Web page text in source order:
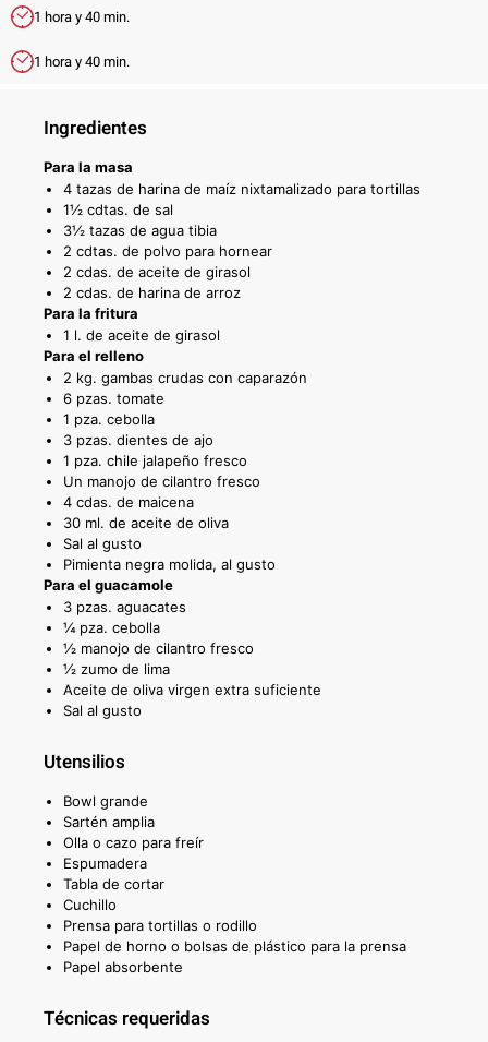
1 hora y 40 min.
1 hora y 40 min.
Ingredientes
Para la masa
4 tazas de harina de maíz nixtamalizado para tortillas
1½ cdtas. de sal
3½ tazas de agua tibia
2 cdtas. de polvo para hornear
2 cdas. de aceite de girasol
2 cdas. de harina de arroz
Para la fritura
1 l. de aceite de girasol
Para el relleno
2 kg. gambas crudas con caparazón
6 pzas. tomate
1 pza. cebolla
3 pzas. dientes de ajo
1 pza. chile jalapeño fresco
Un manojo de cilantro fresco
4 cdas. de maicena
30 ml. de aceite de oliva
Sal al gusto
Pimienta negra molida, al gusto
Para el guacamole
3 pzas. aguacates
¼ pza. cebolla
½ manojo de cilantro fresco
½ zumo de lima
Aceite de oliva virgen extra suficiente
Sal al gusto
Utensilios
Bowl grande
Sartén amplia
Olla o cazo para freír
Espumadera
Tabla de cortar
Cuchillo
Prensa para tortillas o rodillo
Papel de horno o bolsas de plástico para la prensa
Papel absorbente
Técnicas requeridas